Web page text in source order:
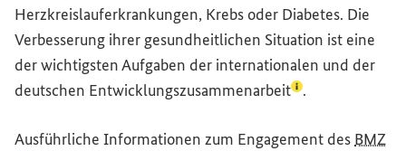
Herzkreislauferkrankungen, Krebs oder Diabetes. Die
Verbesserung ihrer gesundheitlichen Situation ist eine
der wichtigsten Aufgaben der internationalen und der
deutschen Entwicklungszusammenarbeit(Lexikon-
.
Ausführliche Informationen zum Engagement des BMZ